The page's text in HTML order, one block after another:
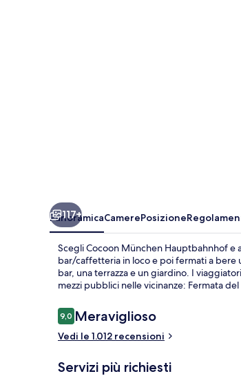
117+
PanoramicaCamerePosizione
Scegli Cocoon München Hauptbahnhof e
bar/caffetteria in loco e poi fermati a bere
bar, una terrazza e un giardino. I
mezzi pubblici nelle vicinanze: Fermata
Recensioni
9,09,0 su 10
Meraviglioso
Vedi le 1.012 recensioni
Servizi più richiesti